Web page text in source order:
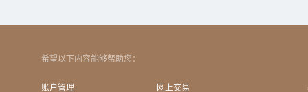
希望以下内容能够帮助您：
账户管理 网上交易